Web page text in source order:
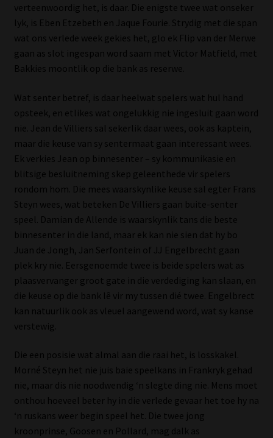
Regulatory Exam Body
Information Refinery
Our People
Advertise on South Africa’s Most Trusted Financial Services
Platform
Advertising Media Kit – Download
Data Privacy
Cookies
Data Privacy Policy
Privacy Notices
Email Disclaimer
Website Terms & Conditions
Copyright Notice
verteenwoordig het, is daar. Die enigste twee wat onseker
lyk, is Eben Etzebeth en Jaque Fourie. Strydig met die span
wat ons verlede week gekies het, glo ek Flip van der Merwe
gaan as slot ingespan word saam met Victor Matfield, met
Bakkies moontlik op die bank as reserwe.
Wat senter betref, is daar heelwat spelers wat hul hand
opsteek, en etlikes wat ongelukkig nie ingesluit gaan word
nie. Jean de Villiers sal sekerlik daar wees, ook as kaptein,
maar die keuse van sy sentermaat gaan interessant wees.
Ek verkies Jean op binnesenter – sy kommunikasie en
blitsige besluitneming skep geleenthede vir spelers
rondom hom. Die mees waarskynlike keuse sal egter Frans
Steyn wees, wat beteken De Villiers gaan buite-senter
speel. Damian de Allende is waarskynlik tans die beste
binnesenter in die land, maar ek kan nie sien dat hy bo
Juan de Jongh, Jan Serfontein of JJ Engelbrecht gaan
plek kry nie. Eersgenoemde twee is beide spelers wat as
plaasvervanger groot gate in die verdediging kan slaan, en
die keuse op die bank lê vir my tussen dié twee. Engelbrect
kan natuurlik ook as vleuel aangewend word, wat sy kanse
verstewig.
Die een posisie wat almal aan die raai het, is losskakel.
Morné Steyn het nie juis baie speelkans in Frankryk gehad
nie, maar dis nie noodwendig ‘n slegte ding nie. Mens moet
onthou hoeveel beter hy in die verlede gevaar het toe hy na
‘n ruskans weer begin speel het. Die twee jong
kroonprinse, Goosen en Pollard, mag dalk as